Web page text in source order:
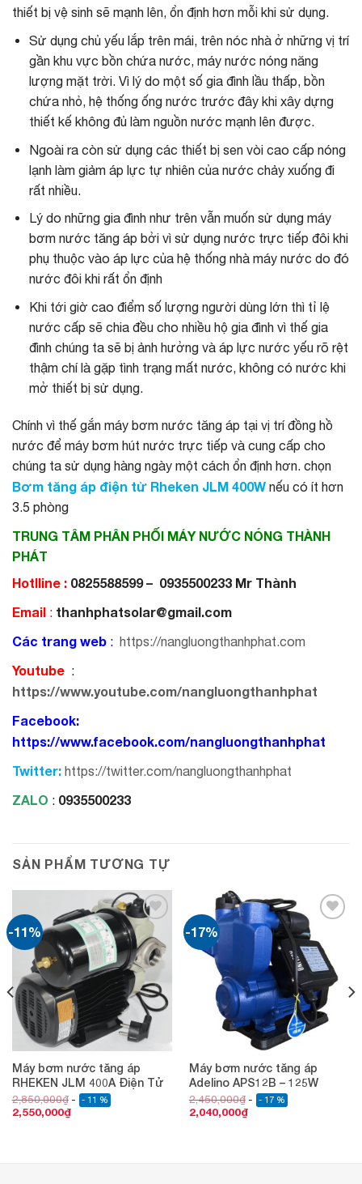
thiết bị vệ sinh sẽ mạnh lên, ổn định hơn mỗi khi sử dụng.
Sử dụng chủ yếu lắp trên mái, trên nóc nhà ở những vị trí
gần khu vực bồn chứa nước, máy nước nóng năng
lượng mặt trời. Vì lý do một số gia đình lầu thấp, bồn
chứa nhỏ, hệ thống ống nước trước đây khi xây dựng
thiết kế không đủ làm nguồn nước mạnh lên được.
Ngoài ra còn sử dụng các thiết bị sen vòi cao cấp nóng
lạnh làm giảm áp lực tự nhiên của nước chảy xuống đi
rất nhiều.
Lý do những gia đình như trên vẫn muốn sử dụng máy
bơm nước tăng áp bởi vì sử dụng nước trực tiếp đôi khi
phụ thuộc vào áp lực của hệ thống nhà máy nước do đó
nước đôi khi rất ổn định
Khi tới giờ cao điểm số lượng người dùng lớn thì tỉ lệ
nước cấp sẽ chia đều cho nhiều hộ gia đình vì thế gia
đình chúng ta sẽ bị ảnh hưởng và áp lực nước yếu rõ rệt
thậm chí là gặp tình trạng mất nước, không có nước khi
mở thiết bị sử dụng.
Chính vì thế gắn máy bơm nước tăng áp tại vị trí đồng hồ
nước để máy bơm hút nước trực tiếp và cung cấp cho
chúng ta sử dụng hàng ngày một cách ổn định hơn. chọn
Bơm tăng áp điện tử Rheken JLM 400W nếu có ít hơn
3.5 phòng
TRUNG TÂM PHÂN PHỐI MÁY NƯỚC NÓNG THÀNH
PHÁT
Hotlline : 0825588599 – 0935500233 Mr Thành
Email : thanhphatsolar@gmail.com
Các trang web : https://nangluongthanhphat.com
Youtube :
https://www.youtube.com/nangluongthanhphat
Facebook:
https://www.facebook.com/nangluongthanhphat
Twitter: https://twitter.com/nangluongthanhphat
ZALO : 0935500233
SẢN PHẨM TƯƠNG TỰ
-11%
Add to
wishlist
Máy bơm nước tăng áp
RHEKEN JLM 400A Điện Tử
2,850,000₫ - 11 %
2,550,000₫
-17%
Add to
wishlist
Máy bơm nước tăng áp
Adelino APS12B – 125W
2,450,000₫ - 17 %
2,040,000₫